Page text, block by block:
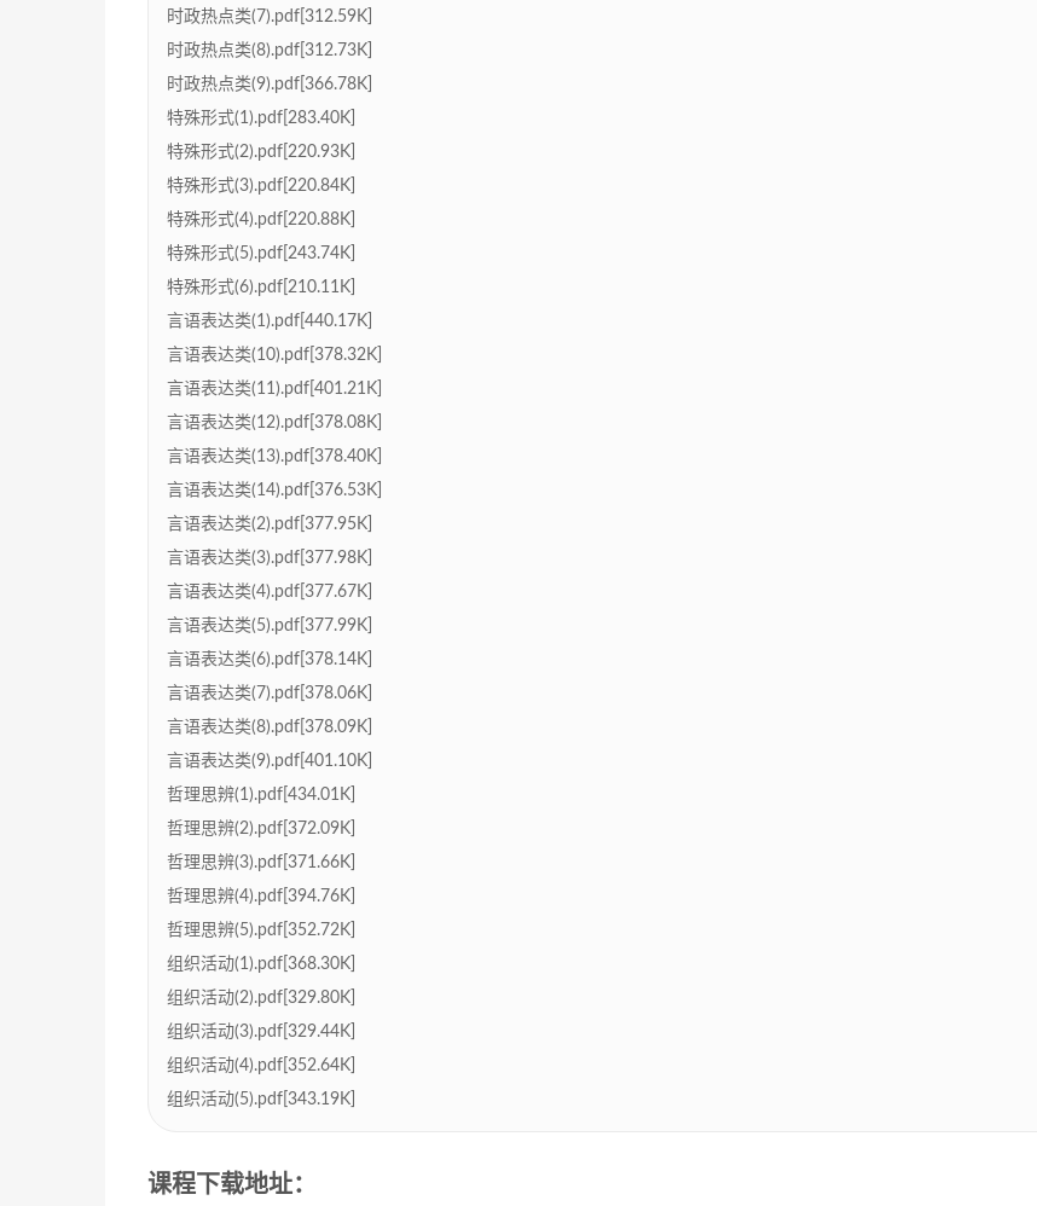
时政热点类(7).pdf[312.59K]
时政热点类(8).pdf[312.73K]
时政热点类(9).pdf[366.78K]
特殊形式(1).pdf[283.40K]
特殊形式(2).pdf[220.93K]
特殊形式(3).pdf[220.84K]
特殊形式(4).pdf[220.88K]
特殊形式(5).pdf[243.74K]
特殊形式(6).pdf[210.11K]
言语表达类(1).pdf[440.17K]
言语表达类(10).pdf[378.32K]
言语表达类(11).pdf[401.21K]
言语表达类(12).pdf[378.08K]
言语表达类(13).pdf[378.40K]
言语表达类(14).pdf[376.53K]
言语表达类(2).pdf[377.95K]
言语表达类(3).pdf[377.98K]
言语表达类(4).pdf[377.67K]
言语表达类(5).pdf[377.99K]
言语表达类(6).pdf[378.14K]
言语表达类(7).pdf[378.06K]
言语表达类(8).pdf[378.09K]
言语表达类(9).pdf[401.10K]
哲理思辨(1).pdf[434.01K]
哲理思辨(2).pdf[372.09K]
哲理思辨(3).pdf[371.66K]
哲理思辨(4).pdf[394.76K]
哲理思辨(5).pdf[352.72K]
组织活动(1).pdf[368.30K]
组织活动(2).pdf[329.80K]
组织活动(3).pdf[329.44K]
组织活动(4).pdf[352.64K]
组织活动(5).pdf[343.19K]
课程下载地址：